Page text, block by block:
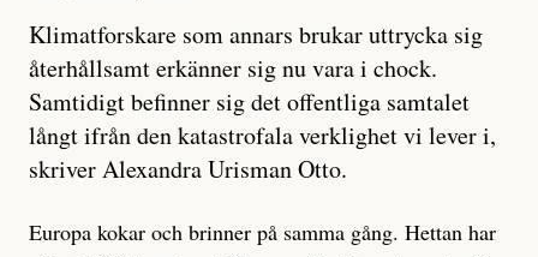
Klimatforskare som annars brukar uttrycka sig
återhållsamt erkänner sig nu vara i chock.
Samtidigt befinner sig det offentliga samtalet
långt ifrån den katastrofala verklighet vi lever i,
skriver Alexandra Urisman Otto.
Europa kokar och brinner på samma gång. Hettan har